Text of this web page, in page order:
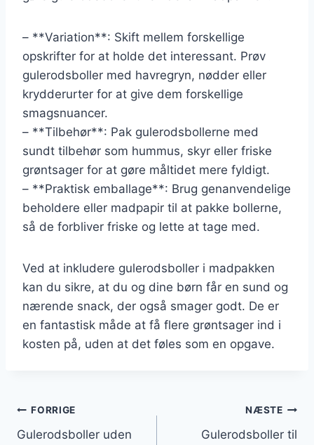
– **Variation**: Skift mellem forskellige
opskrifter for at holde det interessant. Prøv
gulerodsboller med havregryn, nødder eller
krydderurter for at give dem forskellige
smagsnuancer.
– **Tilbehør**: Pak gulerodsbollerne med
sundt tilbehør som hummus, skyr eller friske
grøntsager for at gøre måltidet mere fyldigt.
– **Praktisk emballage**: Brug genanvendelige
beholdere eller madpapir til at pakke bollerne,
så de forbliver friske og lette at tage med.
Ved at inkludere gulerodsboller i madpakken
kan du sikre, at du og dine børn får en sund og
nærende snack, der også smager godt. De er
en fantastisk måde at få flere grøntsager ind i
kosten på, uden at det føles som en opgave.
Indlægsnavigation
FORRIGE
Gulerodsboller uden
NÆSTE
Gulerodsboller til